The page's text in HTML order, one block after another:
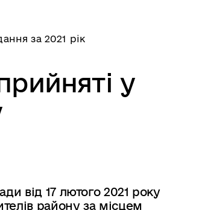
за 2021 рік
у
від 17 лютого 2021 року
району за місцем